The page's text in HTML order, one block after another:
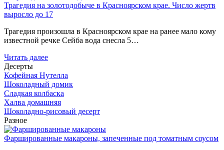
Трагедия на золотодобыче в Красноярском крае. Число жертв
выросло до 17
Трагедия произошла в Красноярском крае на ранее мало кому
известной речке Сейба вода снесла 5…
Читать далее
Десерты
Кофейная Нутелла
Шоколадный домик
Сладкая колбаска
Халва домашняя
Шоколадно-рисовый десерт
Разное
Фаршированные макароны, запеченные под томатным соусом